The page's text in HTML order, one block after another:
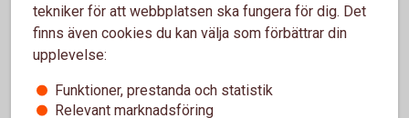
Aktiellt(swedbank-aktiellt.se)
tekniker för att webbplatsen ska fungera för dig. Det
finns även cookies du kan välja som förbättrar din
upplevelse:
Funktioner, prestanda och statistik
Relevant marknadsföring